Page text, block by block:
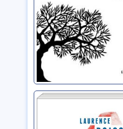
Histoire d’un
soulèvement